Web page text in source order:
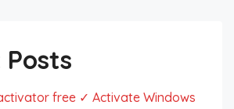
Posts
free ✓ Activate Windows